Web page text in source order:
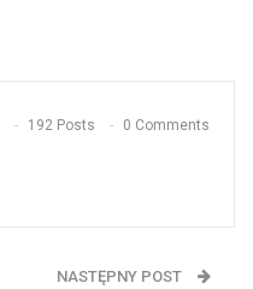
192 Posts 0 Comments
NASTĘPNY POST